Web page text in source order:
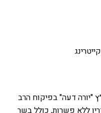
"יורה דעה" בפיקוח הרב